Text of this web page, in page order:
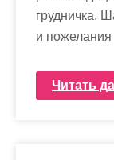
грудничка.
и
Читать